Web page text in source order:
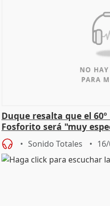
Duque resalta que el
Fosforito será "muy
Sonido Totales